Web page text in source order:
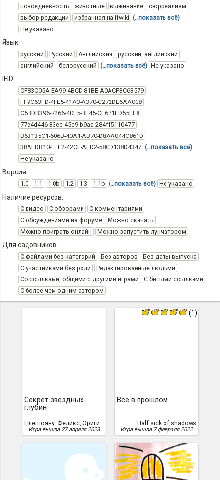
повседневность животные выживание
сюрреализм
выбор редакции
избранная на ifwiki (…показать всё)
Не указано
Язык:
русский Русский Английский
русский, английский
английский
белорусский (…показать всё) Не указано
IFID:
CF83C05A-EA99-4BCD-81BE-A0ACF3C63579
FF9C63FD-4FE5-41A3-A370-C272DE6AA008
C5BDB396-7266-40E5-BE45-CF671FD55FF8
77e4d446-33ec-45c9-b9aa-284ff5110477
B63135C1-606B-40A1-AB70-D8AA044C861D
38AEDB10-FEE2-42CE-AFD2-58CD138D4347 (…показать всё)
Не указано
Версия:
1.0 1.1 1.0b 1.2 1.3 1.1b (…показать всё) Не указано
Наличие ресурсов:
С видео С обзорами
С комментариями
С обсуждениями на форуме
Можно скачать
Можно поиграть онлайн
Можно запустить лунчатором
Для садовников:
С файлами без категорий Без авторов
Без даты выпуска
С участниками без роли
Редактированные людьми
Со ссылками, общими с другими играми
С битыми ссылками
С более чем одним автором
Секрет звёздных
глубин
Плешояну, Феликс, Оригинал: Феликс Плешояну (Felix Pleşoianu), Перевод: Алексей Галкин, Феликс Плешояну
Игра вышла 27 апреля 2023.
(1)
Все в прошлом
Half sick of shadows
Игра вышла 7 февраля 2022.